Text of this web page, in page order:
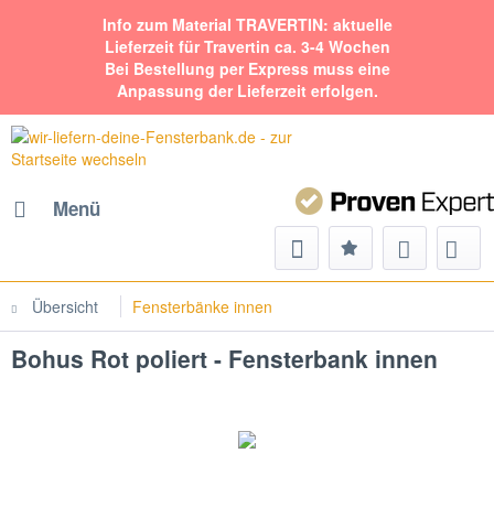
Info zum Material TRAVERTIN: aktuelle
Lieferzeit für Travertin ca. 3-4 Wochen
Bei Bestellung per Express muss eine
Anpassung der Lieferzeit erfolgen.
Menü
Übersicht Fensterbänke innen
Bohus Rot poliert - Fensterbank innen